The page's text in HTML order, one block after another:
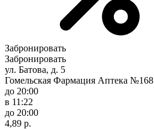
Забронировать
Забронировать
ул. Батова, д. 5
Гомельская Фармация Аптека №168
до 20:00
в 11:22
до 20:00
4,89 р.